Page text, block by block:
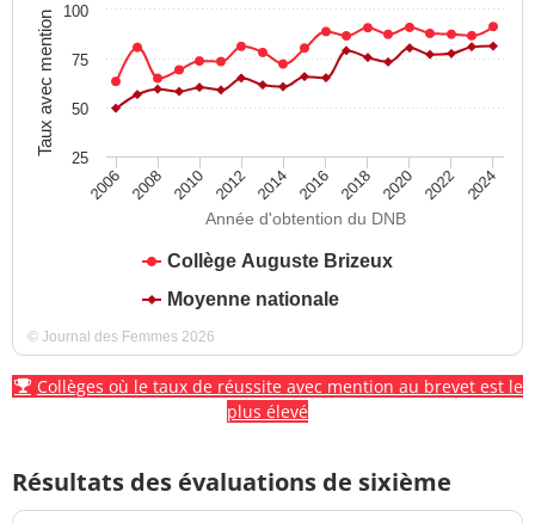
Année d'obtention du DNB
Taux avec mention
Collège Auguste Brizeux
Moyenne nationale
2006 2008 2010 2012 2014 2016 2018 2020 2022 2024
25
50
75
100
© Journal des Femmes 2026
Collèges où le taux de réussite avec mention au brevet est le
plus élevé
Résultats des évaluations de sixième